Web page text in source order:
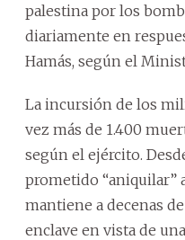
palestina por los
diariamente en
Hamás, según el
La incursión de los
vez más de 1.400
según el ejército.
prometido “aniquilar”
mantiene a decenas
enclave en vista de